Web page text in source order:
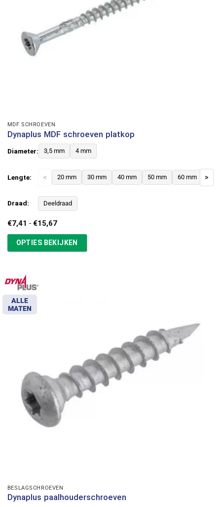
MDF SCHROEVEN
Dynaplus MDF schroeven platkop
Diameter: 3,5 mm 4 mm
Lengte: < 20 mm 30 mm 40 mm 50 mm 60 mm >
Draad: Deeldraad
€7,41 - €15,67Prijsklasse:
tot
€15,67
OPTIES BEKIJKEN
ALLE
MATEN
BESLAGSCHROEVEN
Dynaplus paalhouderschroeven